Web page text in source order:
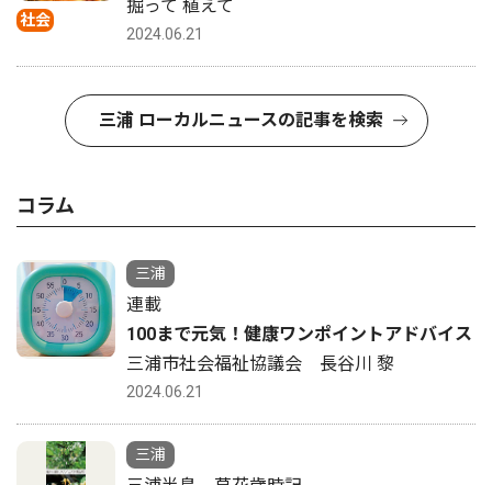
社会
掘って 植えて
2024.06.21
三浦 ローカルニュースの記事を検索
コラム
三浦
連載
100まで元気！健康ワンポイントアドバイス
三浦市社会福祉協議会 長谷川 黎
2024.06.21
三浦